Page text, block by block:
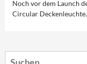
Noch vor dem Launch
Circular
Suchen
Aktuell